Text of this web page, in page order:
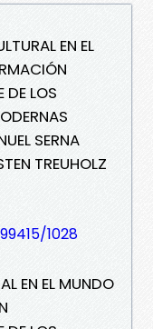
EN EL
DE LOS
SERNA
TREUHOLZ
1028
EN EL MUNDO